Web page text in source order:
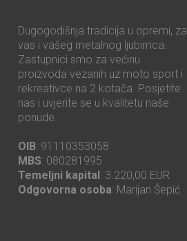
Dugogodišnja tradicija u opremi, za
vas i vašeg metalnog ljubimca.
Zastupnici smo za većinu
proizvoda vezanih uz moto sport i
rekreativce na 2 kotača. Posjetite
nas i uvjerite se u kvalitetu naše
ponude.
OIB: 91110353058
MBS: 080281995
Temeljni kapital : 3.220,00 EUR
Odgovorna osoba: Marijan Šepić